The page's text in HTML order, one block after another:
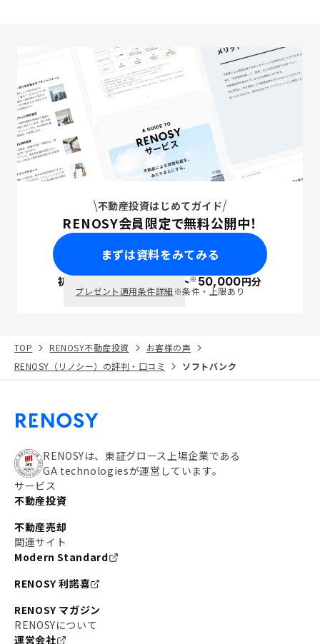
不動産投資はじめてガイド
RENOSY会員限定で無料公開中！
まずは資料をみてみる
初回面談で ポイント※50,000円分
プレゼント適用条件詳細※条件・上限あり
TOP RENOSY不動産投資
お客様の声
RENOSY（リノシー）の評判・口コミ
ソフトバンク
RENOSYは、東証グロース上場企業である
GA technologiesが運営しています。
サービス
不動産投資
不動産売却
関連サイト
Modern Standard
RENOSY 利諾喜
RENOSY マガジン
RENOSYについて
運営会社